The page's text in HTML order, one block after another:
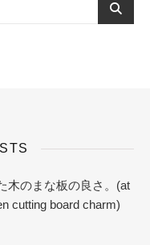
木のまな板の良さ。(at
cutting board charm)